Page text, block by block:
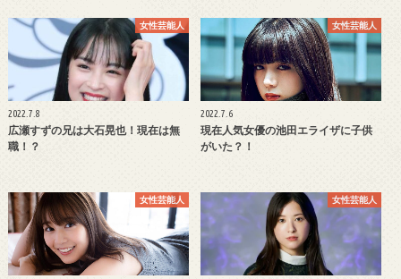
女性芸能人
2022.7.8
広瀬すずの兄は大石晃也！現在は無
職！？
女性芸能人
2022.7.6
現在人気女優の池田エライザに子供
がいた？！
女性芸能人 女性芸能人